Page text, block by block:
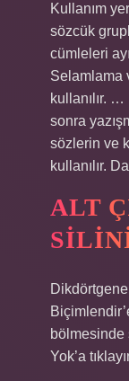
Kullanım
sözcük
cümleleri
Selamlama
kullanılır.
sonra
sözlerin ve
kullanılır.
ALT
Dikdörtgene
bölmesinde
Yok’a